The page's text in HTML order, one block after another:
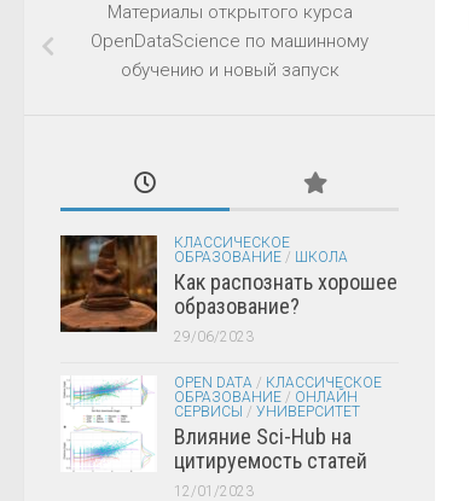
Материалы открытого курса
OpenDataScience по машинному
обучению и новый запуск
КЛАССИЧЕСКОЕ
ОБРАЗОВАНИЕ / ШКОЛА
Как распознать хорошее
образование?
29/06/2023
OPEN DATA / КЛАССИЧЕСКОЕ
ОБРАЗОВАНИЕ / ОНЛАЙН
СЕРВИСЫ / УНИВЕРСИТЕТ
Влияние Sci-Hub на
цитируемость статей
12/01/2023